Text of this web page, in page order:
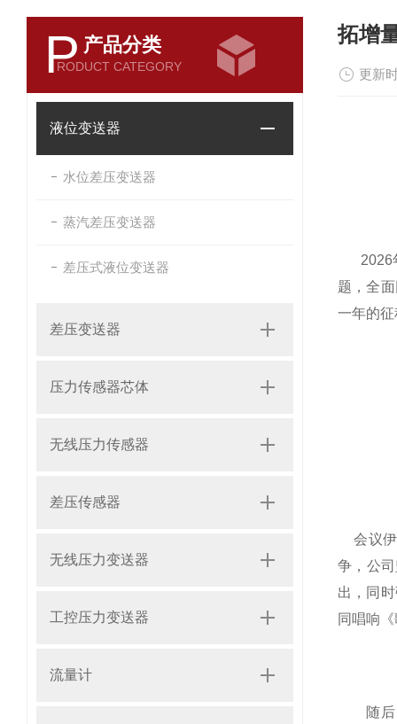
P 产品分类
RODUCT CATEGORY
液位变送器
水位差压变送器
蒸汽差压变送器
差压式液位变送器
差压变送器
压力传感器芯体
无线压力传感器
差压传感器
无线压力变送器
工控压力变送器
流量计
拓增
更新
2026年
题，全
一年的
会议伊
争，公
出，同
同唱响
随后，